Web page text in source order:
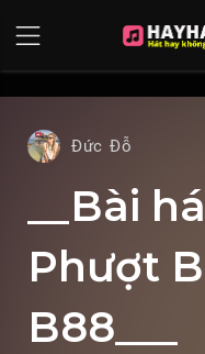
Đức Đỗ
__Bài
Phượt
B88___